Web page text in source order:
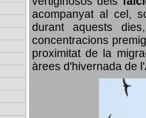
acompanyat al cel,
durant aquests
concentracions
proximitat de la
àrees d'hivernada de